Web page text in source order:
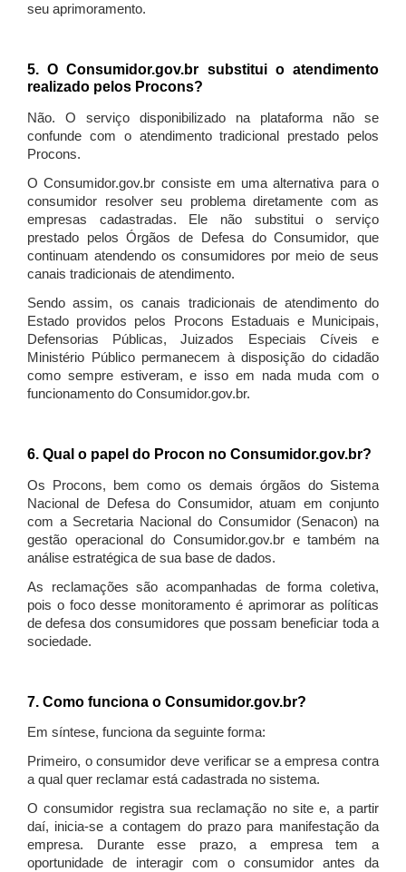
seu aprimoramento.
5. O Consumidor.gov.br substitui o atendimento
realizado pelos Procons?
Não. O serviço disponibilizado na plataforma não se
confunde com o atendimento tradicional prestado pelos
Procons.
O Consumidor.gov.br consiste em uma alternativa para o
consumidor resolver seu problema diretamente com as
empresas cadastradas. Ele não substitui o serviço
prestado pelos Órgãos de Defesa do Consumidor, que
continuam atendendo os consumidores por meio de seus
canais tradicionais de atendimento.
Sendo assim, os canais tradicionais de atendimento do
Estado providos pelos Procons Estaduais e Municipais,
Defensorias Públicas, Juizados Especiais Cíveis e
Ministério Público permanecem à disposição do cidadão
como sempre estiveram, e isso em nada muda com o
funcionamento do Consumidor.gov.br.
6. Qual o papel do Procon no Consumidor.gov.br?
Os Procons, bem como os demais órgãos do Sistema
Nacional de Defesa do Consumidor, atuam em conjunto
com a Secretaria Nacional do Consumidor (Senacon) na
gestão operacional do Consumidor.gov.br e também na
análise estratégica de sua base de dados.
As reclamações são acompanhadas de forma coletiva,
pois o foco desse monitoramento é aprimorar as políticas
de defesa dos consumidores que possam beneficiar toda a
sociedade.
7. Como funciona o Consumidor.gov.br?
Em síntese, funciona da seguinte forma:
Primeiro, o consumidor deve verificar se a empresa contra
a qual quer reclamar está cadastrada no sistema.
O consumidor registra sua reclamação no site e, a partir
daí, inicia-se a contagem do prazo para manifestação da
empresa. Durante esse prazo, a empresa tem a
oportunidade de interagir com o consumidor antes da